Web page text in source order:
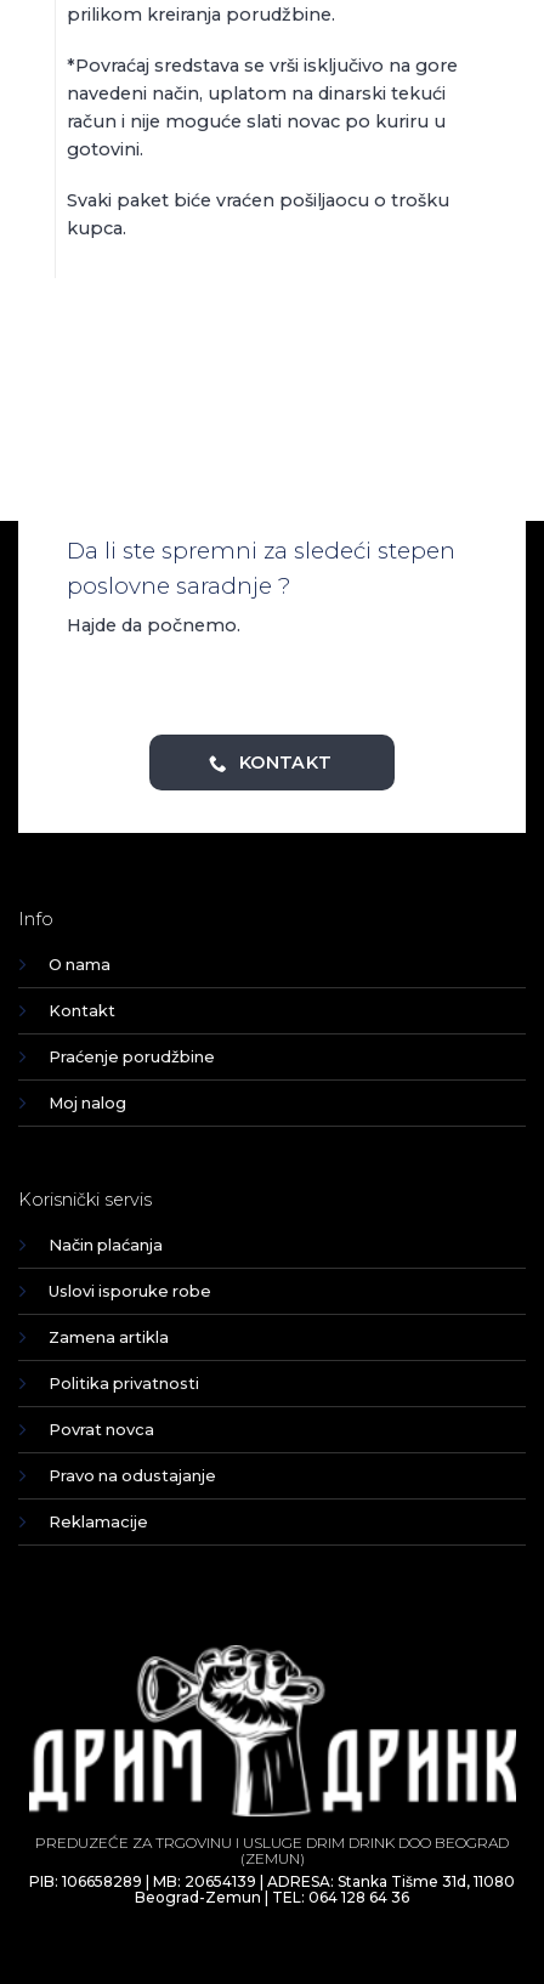
prilikom kreiranja porudžbine.
*Povraćaj sredstava se vrši isključivo na gore
navedeni način, uplatom na dinarski tekući
račun i nije moguće slati novac po kuriru u
gotovini.
Svaki paket biće vraćen pošiljaocu o trošku
kupca.
Da li ste spremni za sledeći stepen
poslovne saradnje ?
Hajde da počnemo.
KONTAKT
Info
O nama
Kontakt
Praćenje porudžbine
Moj nalog
Korisnički servis
Način plaćanja
Uslovi isporuke robe
Zamena artikla
Politika privatnosti
Povrat novca
Pravo na odustajanje
Reklamacije
PREDUZEĆE ZA TRGOVINU I USLUGE DRIM DRINK DOO BEOGRAD
(ZEMUN)
PIB: 106658289 | MB: 20654139 | ADRESA: Stanka Tišme 31d, 11080
Beograd-Zemun | TEL: 064 128 64 36